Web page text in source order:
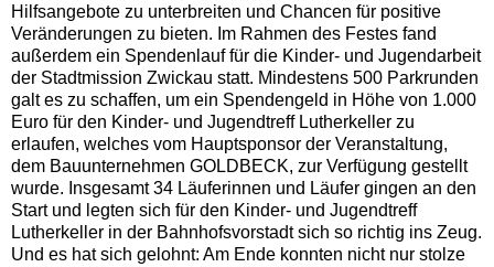
Hilfsangebote zu unterbreiten und Chancen für positive
Veränderungen zu bieten. Im Rahmen des Festes fand
außerdem ein Spendenlauf für die Kinder- und Jugendarbeit
der Stadtmission Zwickau statt. Mindestens 500 Parkrunden
galt es zu schaffen, um ein Spendengeld in Höhe von 1.000
Euro für den Kinder- und Jugendtreff Lutherkeller zu
erlaufen, welches vom Hauptsponsor der Veranstaltung,
dem Bauunternehmen GOLDBECK, zur Verfügung gestellt
wurde. Insgesamt 34 Läuferinnen und Läufer gingen an den
Start und legten sich für den Kinder- und Jugendtreff
Lutherkeller in der Bahnhofsvorstadt sich so richtig ins Zeug.
Und es hat sich gelohnt: Am Ende konnten nicht nur stolze